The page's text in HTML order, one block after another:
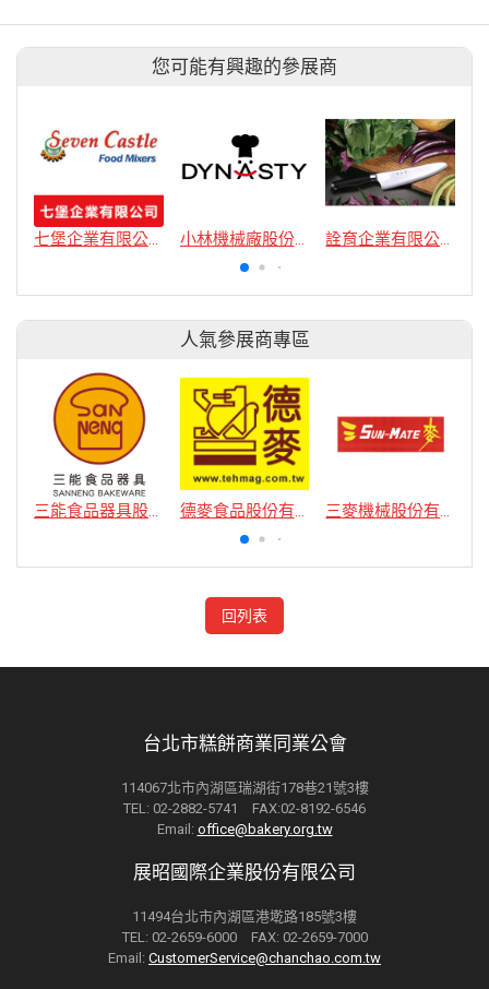
您可能有興趣的參展商
七堡企業有限公司 小林機械廠股份有限公司 詮育企業有限公司
人氣參展商專區
三能食品器具股份有限公司 德麥食品股份有限公司 三麥機械股份有限公司
回列表
台北市糕餅商業同業公會
114067北市內湖區瑞湖街178巷21號3樓
TEL: 02-2882-5741 FAX:02-8192-6546
Email: office@bakery.org.tw
展昭國際企業股份有限公司
11494台北市內湖區港墘路185號3樓
TEL: 02-2659-6000 FAX: 02-2659-7000
Email: CustomerService@chanchao.com.tw